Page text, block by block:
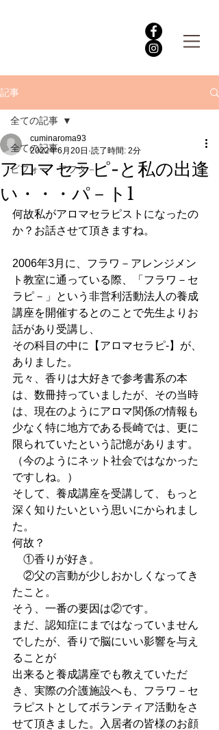
記事
全ての記事
ビフォー アフタ－
全ての記事
アロマセラピ-と私の出逢
い・・・パ－ト1
cuminaroma93
2022年6月20日 読了時間: 2分
何故私がアロマセラピストになったの
か？お話させて頂きますね。
2006年3月に、フラワ－アレンジメン
ト教室に通っている際、「フラワ－セ
ラピ－」という非営利活動法人の養成
講座を開催するとのことで先生よりお
話があり受講し、
その科目の中に【アロマセラピ-】が、
ありました。
元々、香りは大好きで参考書系の本
は、数冊持っていましたが、その当時
は、現在のようにアロマ関係の情報も
少なく特に地方である長崎では、更に
限られていたという記憶があります。
（今のようにネット社会ではなかった
ですしね。）
そして、養成講座を受講して、もっと
深く知りたいという思いにかられまし
た。
何故？
①香りが好き。
②父の言動が少しおかしくなってき
たこと。
そう、一番の要因は②です。
まだ、認知症にまではなっていません
でしたが、香りで脳にいい影響を与え
ることが
出来ると養成講座でも教えていただ
き、実際の介護施設へも、フラワ－セ
ラピストとしてボランティア活動をさ
せて頂きました。入居者の皆様のお顔